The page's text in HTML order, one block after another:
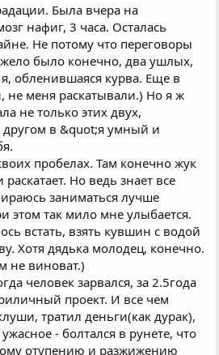
Была вчера на
нафиг, 3 часа. Осталась
Не потому что переговоры
было конечно, два ушлых,
обленившаяся курва. Еще в
меня раскатывали.) Но я ж
не только этих двух,
в &quot;я умный и
пробелах. Там конечно жук
Но ведь знает все
заниматься лучше
этом так мило мне улыбается.
встать, взять кувшин с водой
Хотя дядька молодец, конечно.
не виноват.)
человек зарвался, за 2.5года
проект. И все чем
тратил деньги(как дурак),
- болтался в рунете, что
отупению и разжижению